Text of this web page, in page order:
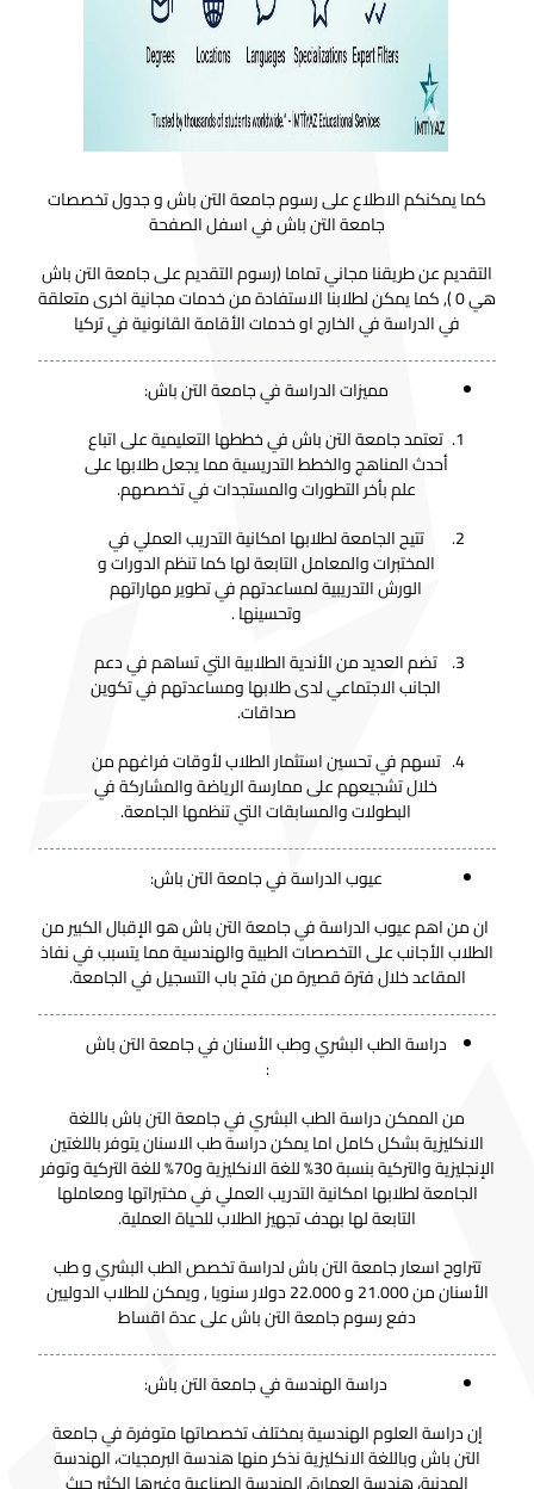
كما يمكنكم الاطلاع على رسوم جامعة التن باش و جدول تخصصات
جامعة التن باش في اسفل الصفحة
التقديم عن طريقنا مجاني تماما (رسوم التقديم على جامعة التن باش
هي 0 ), كما يمكن لطلابنا الاستفادة من خدمات مجانية اخرى متعلقة
في الدراسة في الخارج او خدمات الأقامة القانونية في تركيا
مميزات الدراسة في جامعة التن باش:
تعتمد جامعة التن باش في خططها التعليمية على اتباع
أحدث المناهج والخطط التدريسية مما يجعل طلابها على
علم بأخر التطورات والمستجدات في تخصصهم.
تتيح الجامعة لطلابها امكانية التدريب العملي في
المختبرات والمعامل التابعة لها كما تنظم الدورات و
الورش التدريبية لمساعدتهم في تطوير مهاراتهم
وتحسينها .
تضم العديد من الأندية الطلابية التي تساهم في دعم
الجانب الاجتماعي لدى طلابها ومساعدتهم في تكوين
صداقات.
تسهم في تحسين استثمار الطلاب لأوقات فراغهم من
خلال تشجيعهم على ممارسة الرياضة والمشاركة في
البطولات والمسابقات التي تنظمها الجامعة.
عيوب الدراسة في جامعة التن باش:
ان من اهم عيوب الدراسة في جامعة التن باش هو الإقبال الكبير من
الطلاب الأجانب على التخصصات الطبية والهندسية مما يتسبب في نفاذ
المقاعد خلال فترة قصيرة من فتح باب التسجيل في الجامعة.
دراسة الطب البشري وطب الأسنان في جامعة التن باش
:
من الممكن دراسة الطب البشري في جامعة التن باش باللغة
الانكليزية بشكل كامل اما يمكن دراسة طب الاسنان يتوفر باللغتين
الإنجليزية والتركية بنسبة 30% للغة الانكليزية و70% للغة التركية وتوفر
الجامعة لطلابها امكانية التدريب العملي في مختبراتها ومعاملها
التابعة لها بهدف تجهيز الطلاب للحياة العملية.
تتراوح اسعار جامعة التن باش لدراسة تخصص الطب البشري و طب
الأسنان من 21.000 و 22.000 دولار سنويا , ويمكن للطلاب الدوليين
دفع رسوم جامعة التن باش على عدة اقساط
دراسة الهندسة في جامعة التن باش:
إن دراسة العلوم الهندسية بمختلف تخصصاتها متوفرة في جامعة
التن باش وباللغة الانكليزية نذكر منها هندسة البرمجيات، الهندسة
المدنية، هندسة العمارة، الهندسة الصناعية وغيرها الكثير حيث